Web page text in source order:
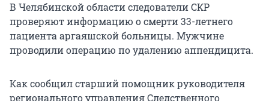
В Челябинской области следователи СКР
проверяют информацию о смерти 33-летнего
пациента аргаяшской больницы. Мужчине
проводили операцию по удалению аппендицита.
Как сообщил старший помощник руководителя
регионального управления Следственного